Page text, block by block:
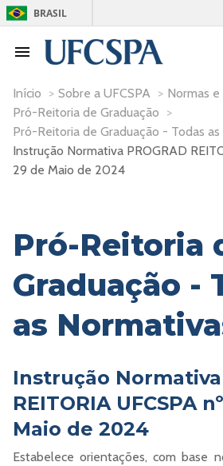
BRASIL
Início > Sobre a UFCSPA > Normas
Pró-Reitoria de Graduação >
Pró-Reitoria de Graduação - Todas
Instrução Normativa PROGRAD
29 de Maio de 2024
Pró-Reitoria
Graduação -
as
Instrução Normativa
REITORIA UFCSPA
Maio de 2024
Estabelece orientações, com base